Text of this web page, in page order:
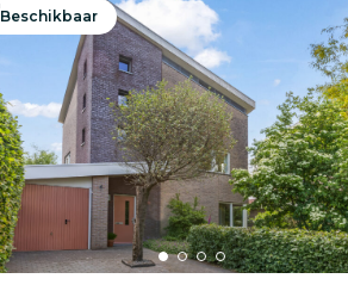
Beschikbaar